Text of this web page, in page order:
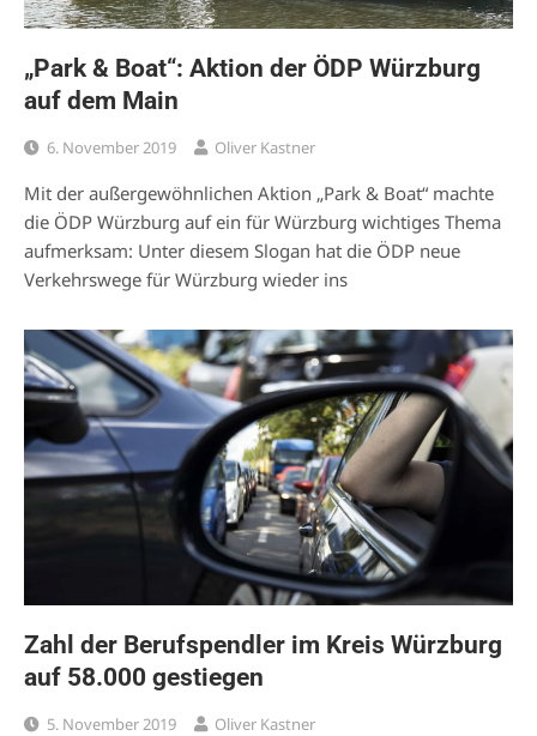
„Park & Boat“: Aktion der ÖDP Würzburg
auf dem Main
6. November 2019 Oliver Kastner
Mit der außergewöhnlichen Aktion „Park & Boat“ machte
die ÖDP Würzburg auf ein für Würzburg wichtiges Thema
aufmerksam: Unter diesem Slogan hat die ÖDP neue
Verkehrswege für Würzburg wieder ins
Zahl der Berufspendler im Kreis Würzburg
auf 58.000 gestiegen
5. November 2019 Oliver Kastner